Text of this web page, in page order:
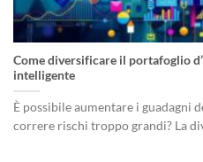
Come diversificare il portafoglio
intelligente
È possibile aumentare i guadagni
correre rischi troppo grandi? La